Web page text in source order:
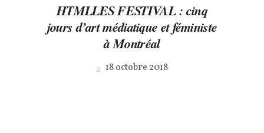
HTMLLES FESTIVAL : cinq
jours d’art médiatique et féministe
à Montréal
18 octobre 2018